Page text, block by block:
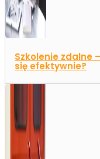
Szkolenie zdalne
się efektywnie?